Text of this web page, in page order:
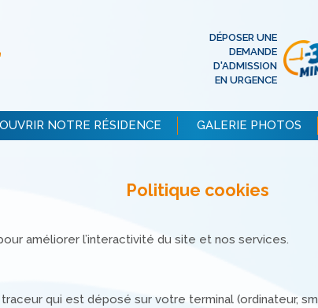
DÉPOSER UNE
DEMANDE
D'ADMISSION
EN URGENCE
NOTRE RÉSIDENCE GALERIE PHOTOS
Politique cookies
améliorer l’interactivité du site et nos services.
qui est déposé sur votre terminal (ordinateur,